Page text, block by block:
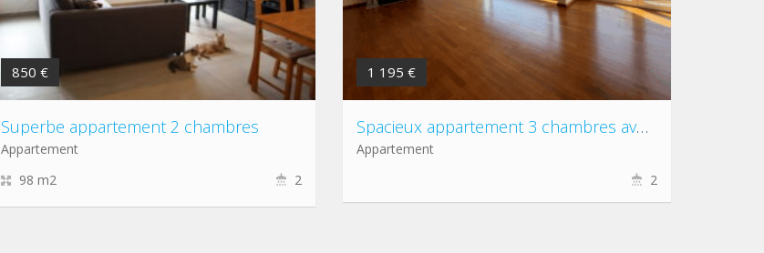
850 €
Superbe appartement 2 chambres
Appartement
98 m2
2
1 195 €
Spacieux appartement 3 chambres avec belle vue dégagée
Appartement
2